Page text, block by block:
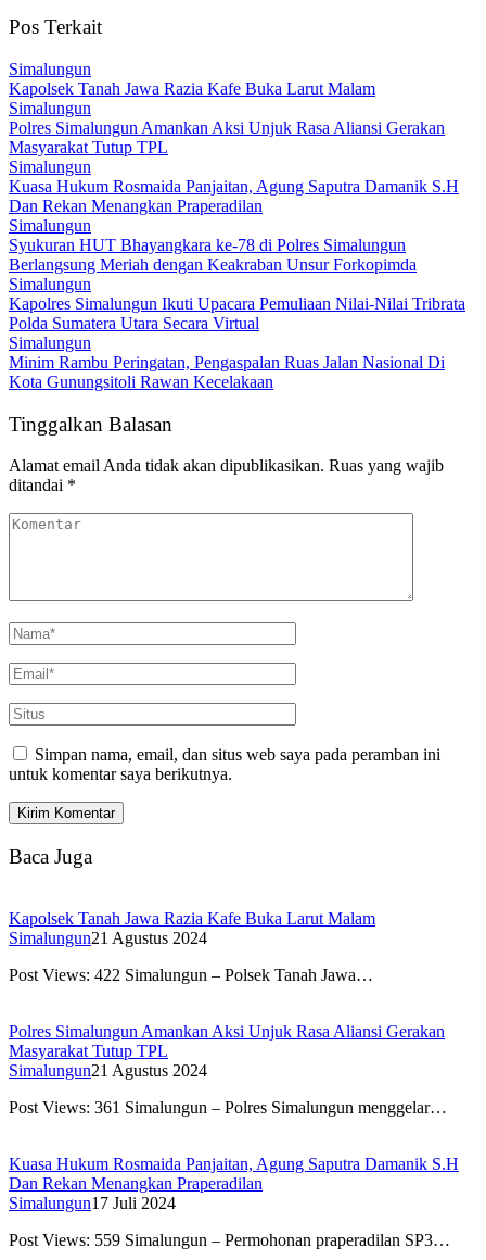
Pos Terkait
Simalungun
Kapolsek Tanah Jawa Razia Kafe Buka Larut Malam
Simalungun
Polres Simalungun Amankan Aksi Unjuk Rasa Aliansi Gerakan
Masyarakat Tutup TPL
Simalungun
Kuasa Hukum Rosmaida Panjaitan, Agung Saputra Damanik S.H
Dan Rekan Menangkan Praperadilan
Simalungun
Syukuran HUT Bhayangkara ke-78 di Polres Simalungun
Berlangsung Meriah dengan Keakraban Unsur Forkopimda
Simalungun
Kapolres Simalungun Ikuti Upacara Pemuliaan Nilai-Nilai Tribrata
Polda Sumatera Utara Secara Virtual
Simalungun
Minim Rambu Peringatan, Pengaspalan Ruas Jalan Nasional Di
Kota Gunungsitoli Rawan Kecelakaan
Tinggalkan Balasan
Alamat email Anda tidak akan dipublikasikan. Ruas yang wajib
ditandai *
Simpan nama, email, dan situs web saya pada peramban ini
untuk komentar saya berikutnya.
Baca Juga
Kapolsek Tanah Jawa Razia Kafe Buka Larut Malam
Simalungun21 Agustus 2024
Post Views: 422 Simalungun – Polsek Tanah Jawa…
Polres Simalungun Amankan Aksi Unjuk Rasa Aliansi Gerakan
Masyarakat Tutup TPL
Simalungun21 Agustus 2024
Post Views: 361 Simalungun – Polres Simalungun menggelar…
Kuasa Hukum Rosmaida Panjaitan, Agung Saputra Damanik S.H
Dan Rekan Menangkan Praperadilan
Simalungun17 Juli 2024
Post Views: 559 Simalungun – Permohonan praperadilan SP3…